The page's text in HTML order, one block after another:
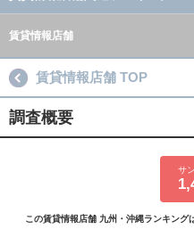
賃貸情報店舗
賃貸情報店舗 TOP
調査概要
サ
この賃貸情報店舗 九州・沖縄ランキング